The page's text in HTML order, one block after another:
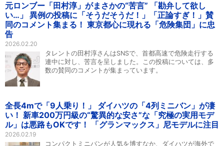
元ロンブー「田村淳」がまさかの“苦言” 「勘弁して欲し
い…」 異例の投稿に「そうだそうだ！」「正論すぎ！」賛
同のコメント集まる！ 東京都心に現れる「危険集団」に忠
告
2026.02.20
タレントの田村淳さんはSNSで、首都高速で危険走行する
連中に対し、苦言を呈しました。この投稿については、多
数の賛同のコメントが集まっています。
全長4mで「9人乗り！」 ダイハツの「4列ミニバン」が凄
い！ 新車200万円級の“驚異的な安さ”な「究極の実用モデ
ル」は悪路もOKです！ 「グランマックス」尼モデルに注目
2026.02.19
コンパクトミニバンが人気を博すなか、ダイハツが海外で